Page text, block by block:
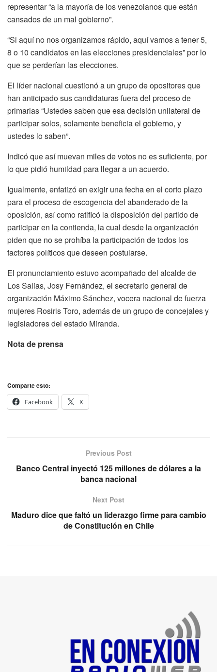
representar “a la mayoría de los venezolanos que están
cansados de un mal gobierno”.
“Si aquí no nos organizamos rápido, aquí vamos a tener 5,
8 o 10 candidatos en las elecciones presidenciales” por lo
que se perderían las elecciones.
El líder nacional cuestionó a un grupo de opositores que
han anticipado sus candidaturas fuera del proceso de
primarias “Ustedes saben que esa decisión unilateral de
participar solos, solamente beneficia el gobierno, y
ustedes lo saben”.
Indicó que así muevan miles de votos no es suficiente, por
lo que pidió humildad para llegar a un acuerdo.
Igualmente, enfatizó en exigir una fecha en el corto plazo
para el proceso de escogencia del abanderado de la
oposición, así como ratificó la disposición del partido de
participar en la contienda, la cual desde la organización
piden que no se prohíba la participación de todos los
factores políticos que deseen postularse.
El pronunciamiento estuvo acompañado del alcalde de
Los Salias, Josy Fernández, el secretario general de
organización Máximo Sánchez, vocera nacional de fuerza
mujeres Rosiris Toro, además de un grupo de concejales y
legisladores del estado Miranda.
Nota de prensa
Comparte esto:
Facebook
X
Previous Post
Banco Central inyectó 125 millones de dólares a la
banca nacional
Next Post
Maduro dice que faltó un liderazgo firme para cambio
de Constitución en Chile